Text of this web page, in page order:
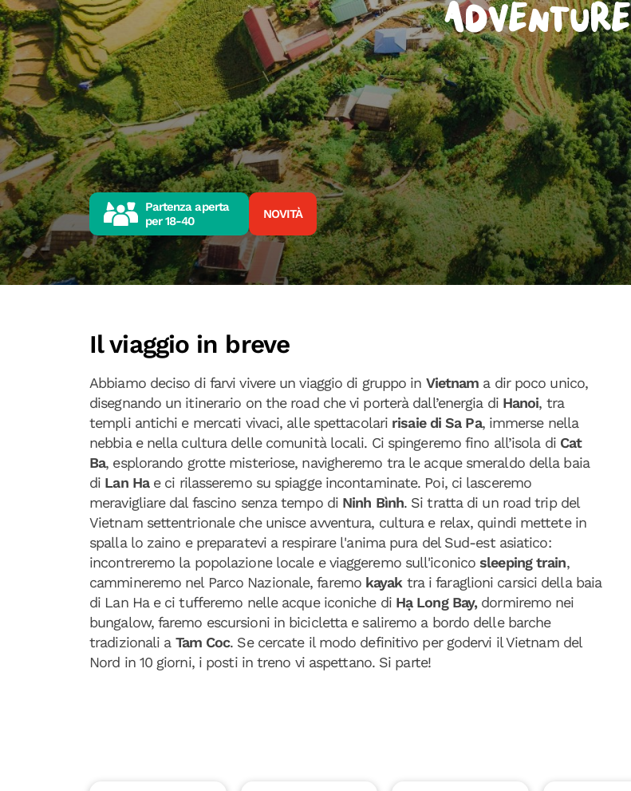
Adventure
Partenza aperta
per18-40 NOVITÀ
Il viaggio in breve
Abbiamo deciso di farvi vivere un viaggio di gruppo in Vietnam a dir poco unico,
disegnando un itinerario on the road che vi porterà dall’energia di Hanoi, tra
templi antichi e mercati vivaci, alle spettacolari risaie di Sa Pa, immerse nella
nebbia e nella cultura delle comunità locali. Ci spingeremo fino all’isola di Cat
Ba, esplorando grotte misteriose, navigheremo tra le acque smeraldo della baia
di Lan Hae ci rilasseremo su spiagge incontaminate. Poi, ci lasceremo
meravigliare dal fascino senza tempo di Ninh Bình. Si tratta di un road trip del
Vietnam settentrionale che unisce avventura, cultura e relax, quindi mettete in
spalla lo zaino e preparatevi a respirare l'anima pura del Sud-est asiatico:
incontreremo la popolazione locale e viaggeremo sull'iconicosleeping train,
cammineremo nel Parco Nazionale, faremokayak tra i faraglioni carsici della baia
di Lan Ha e ci tufferemo nelle acque iconiche diHạ Long Bay, dormiremo nei
bungalow, faremo escursioni in bicicletta e saliremo a bordo delle barche
tradizionali a Tam Coc. Se cercate il modo definitivo per godervi il Vietnam del
Nord in 10 giorni, i posti in treno vi aspettano. Si parte!